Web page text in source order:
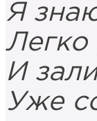
Я
Легко
И
Уже